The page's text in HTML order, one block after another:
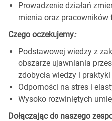
Prowadzenie działań
mienia oraz pracowników
Czego oczekujemy:
Podstawowej wiedzy z
obszarze ujawniania
zdobycia wiedzy i
Odporności na stres i
Wysoko rozwiniętych
Dołączając do naszego